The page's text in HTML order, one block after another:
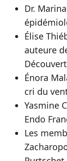
Dr.
Élise
auteure
Énora
cri du
Yasmine
Endo
Les